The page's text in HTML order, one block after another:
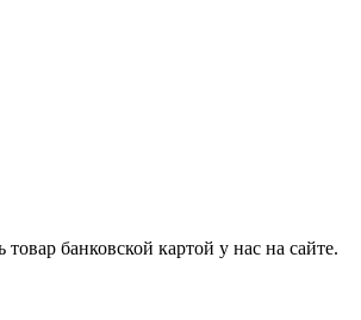
банковской картой у нас на сайте.